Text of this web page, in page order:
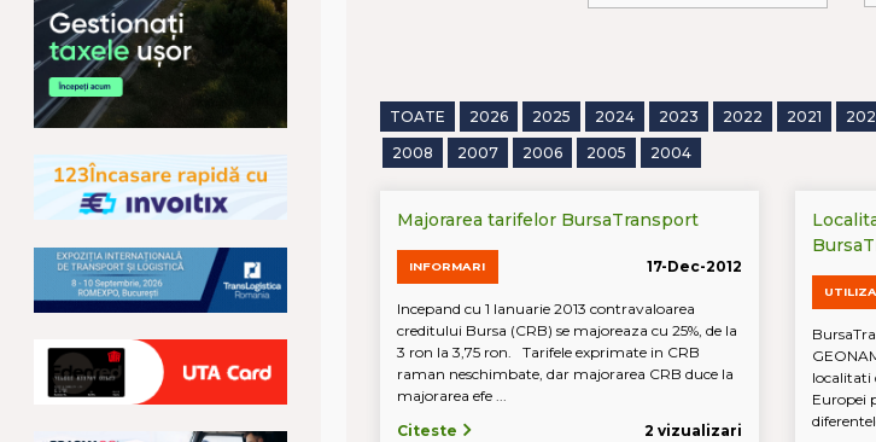
TOATE 2026 2025 2024 2023 2022 2021
2008
2007 2006 2005 2004
Majorarea tarifelor BursaTransport
INFORMARI 17-Dec-2012
Incepand cu 1 Ianuarie 2013 contravaloarea
creditului Bursa (CRB) se majoreaza cu 25%, de la
3 ron la 3,75 ron. Tarifele exprimate in CRB
raman neschimbate, dar majorarea CRB duce la
majorarea efe ...
Citeste
2 vizualizari
localitati
Europei